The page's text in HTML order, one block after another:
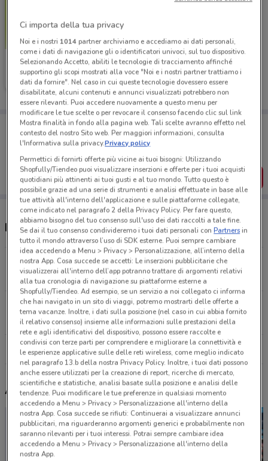
EurekaKids
Scade il 19/05 14 m
Porta DoveConviene sempre con te!
Puoi trovare le migliori offerte dei negozi vicino a te,
salvarle e creare la tua lista del risparmio, comodamente
dal tuo cellulare.
SCARICA L’APP
Negozi EurekaKids a Rivarolo Canavese
Piazza Chioratti 6 Rivarolo Canavese
14 m
CHIUSO
Via Torino, 62 Chivasso
20.3 km
Tutti i negozi EurekaKids
Altri volantini nelle vicinanze
Ci importa della tua privacy
Noi e i nostri 1014partner archiviamo e accediamo ai dati personali,
come i dati di navigazione gli o identificatori univoci, sul tuo dispositivo.
Selezionando Accetto, abiliti le tecnologie di tracciamento affinché
supportino gli scopi mostrati alla voce "Noi e i nostri partner trattiamo i
dati da fornire". Nel caso in cui queste tecnologie dovessero essere
disabilitate, alcuni contenuti e annunci visualizzati potrebbero non
essere rilevanti. Puoi accedere nuovamente a questo menu per
modificare le tue scelte o per revocare il consenso facendo clic sul link
Mostra finalità in fondo alla pagina web. Tali scelte avranno effetto nel
contesto del nostro Sito web. Per maggiori informazioni, consulta
l'Informativa sulla privacy.Privacy policy
Permettici di fornirti offerte più vicine ai tuoi bisogni: Utilizzando
Shopfully/Tiendeo puoi visualizzare inserzioni e offerte per i tuoi acquisti
quotidiani più attinenti ai tuoi gusti e al tuo mondo. Tutto questo è
possibile grazie ad una serie di strumenti e analisi effettuate in base alle
tue attività all'interno dell'applicazione e sulle piattaforme collegate,
come indicato nel paragrafo 2 della Privacy Policy. Per fare questo,
abbiamo bisogno del tuo consenso sull'uso dei dati raccolti a tale fine.
Se dai il tuo consenso condivideremo i tuoi dati personali conPartnersin
tutto il mondo attraverso l’uso di SDK esterne. Puoi sempre cambiare
idea accedendo a Menu > Privacy > Personalizzazione, all’interno della
nostra App. Cosa succede se accetti: Le inserzioni pubblicitarie che
visualizzerai all'interno dell’app potranno trattare di argomenti relativi
alla tua cronologia di navigazione su piattaforme esterne a
Shopfully/Tiendeo. Ad esempio, se un servizio a noi collegato ci informa
che hai navigato in un sito di viaggi, potremo mostrarti delle offerte a
tema vacanze. Inoltre, i dati sulla posizione (nel caso in cui abbia fornito
il relativo consenso) insieme alle informazioni sulle prestazioni della
rete e agli identificativi del dispositivo, possono essere raccolte e
condivisi con terze parti per comprendere e migliorare la connettività e
le esperienze applicative sulle delle reti wireless, come meglio indicato
nel paragrafo 13.b della nostra Privacy Policy. Inoltre, i tuoi dati possono
anche essere utilizzati per la creazione di report, ricerche di mercato,
scientifiche e statistiche, analisi basate sulla posizione e analisi delle
tendenze. Puoi modificare le tue preferenze in qualsiasi momento
accedendo a Menu > Privacy > Personalizzazione all'interno della
nostra App. Cosa succede se rifiuti: Continuerai a visualizzare annunci
pubblicitari, ma riguarderanno argomenti generici e probabilmente non
saranno rilevanti per i tuoi interessi. Potrai sempre cambiare idea
accedendo a Menu > Privacy > Personalizzazione all'interno della
nostra App.